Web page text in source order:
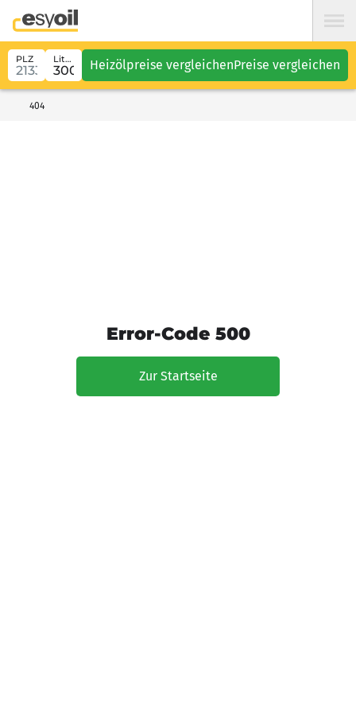
PLZ Liter Heizölpreise vergleichenPreise vergleichen
404
Error-Code 500
Zur Startseite